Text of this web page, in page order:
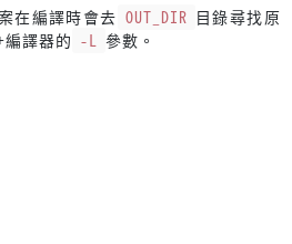
在編譯時會去 OUT_DIR 目錄尋找原
譯器的 -L 參數。